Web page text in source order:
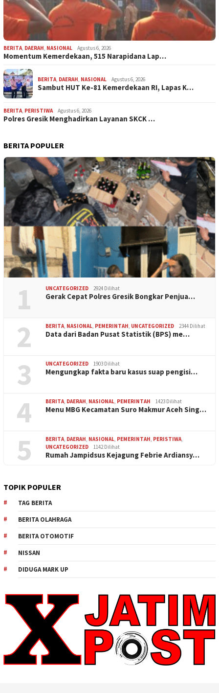
BERITA DAERAH NASIONAL Agustus 6, 2026
Momentum Kemerdekaan, 515 Narapidana Lap…
BERITA DAERAH NASIONAL Agustus 6, 2026
Sambut HUT Ke-81 Kemerdekaan RI, Lapas K…
BERITA PERISTIWA Agustus 6, 2026
Polres Gresik Menghadirkan Layanan SKCK …
BERITA POPULER
1 UNCATEGORIZED 2924 Dilihat
Gerak Cepat Polres Gresik Bongkar Penjua…
2 BERITA NASIONAL PEMERINTAH UNCATEGORIZED 2344 Dilihat
Data dari Badan Pusat Statistik (BPS) me…
3 UNCATEGORIZED 1903 Dilihat
Mengungkap fakta baru kasus suap pengisi…
4 BERITA DAERAH NASIONAL PEMERINTAH 1423 Dilihat
Menu MBG Kecamatan Suro Makmur Aceh Sing…
5 BERITA DAERAH NASIONAL PEMERINTAH PERISTIWA
UNCATEGORIZED
1142 Dilihat
Rumah Jampidsus Kejagung Febrie Ardiansy…
TOPIK POPULER
TAG BERITA
BERITA OLAHRAGA
BERITA OTOMOTIF
NISSAN
DIDUGA MARK UP